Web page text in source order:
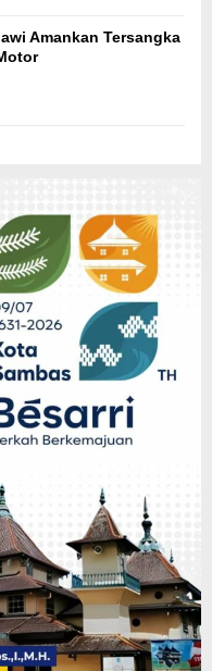
Amankan Tersangka